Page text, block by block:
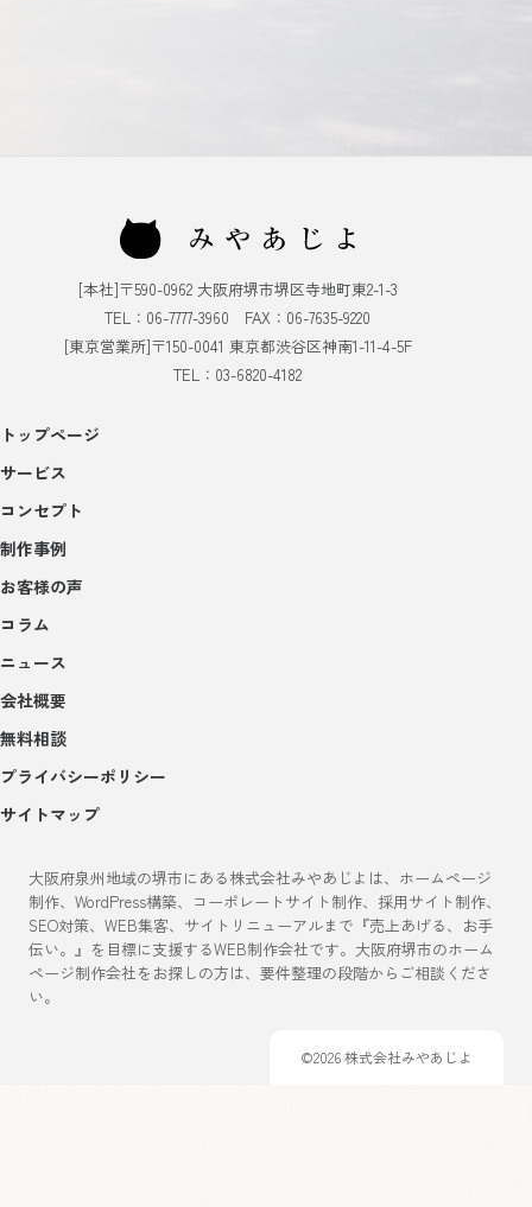
[本社]〒590-0962 大阪府堺市堺区寺地町東2-1-3
TEL：06-7777-3960 FAX：06-7635-9220
[東京営業所]〒150-0041 東京都渋谷区神南1-11-4-5F
TEL：03-6820-4182
トップページ
サービス
コンセプト
制作事例
お客様の声
コラム
ニュース
会社概要
無料相談
プライバシーポリシー
サイトマップ
大阪府泉州地域の堺市にある株式会社みやあじよは、ホームページ
制作、WordPress構築、コーポレートサイト制作、採用サイト制作、
SEO対策、WEB集客、サイトリニューアルまで『売上あげる、お手
伝い。』を目標に支援するWEB制作会社です。大阪府堺市のホーム
ページ制作会社をお探しの方は、要件整理の段階からご相談くださ
い。
©2026 株式会社みやあじよ